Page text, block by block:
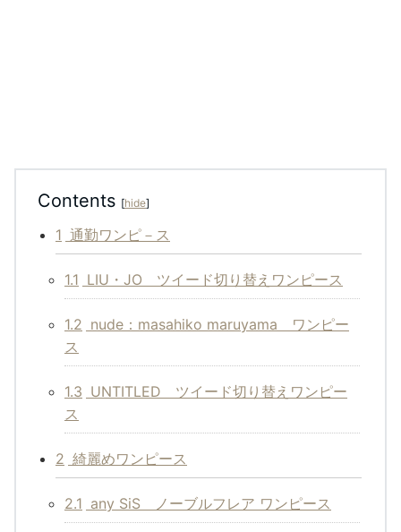
Contents [hide]
1 通勤ワンピ－ス
1.1 LIU・JO ツイード切り替えワンピース
1.2 nude：masahiko maruyama ワンピー
ス
1.3 UNTITLED ツイード切り替えワンピー
ス
2 綺麗めワンピース
2.1 any SiS ノーブルフレア ワンピース